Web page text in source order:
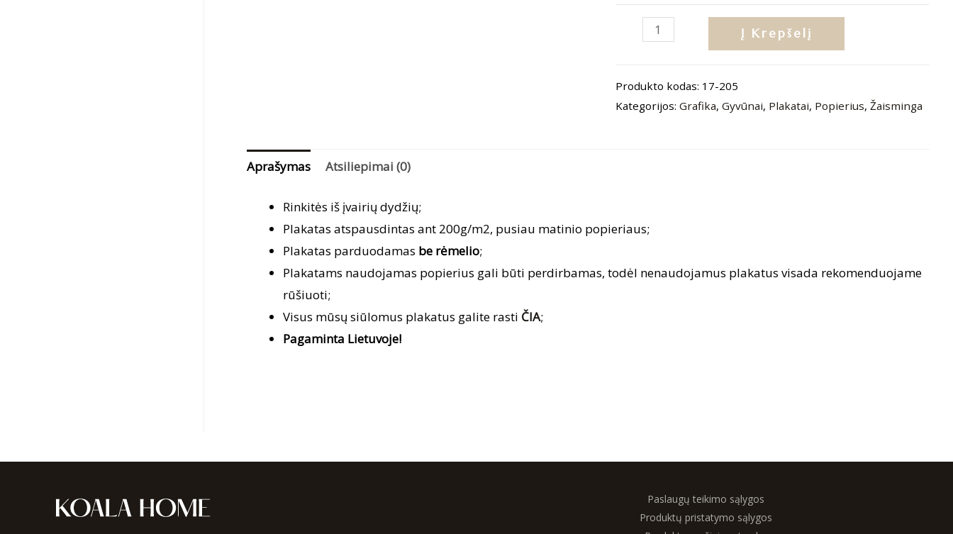
produkto
„Leopardai
ir
Į Krepšelį
Produkto kodas: 17-205
Kategorijos:Grafika,Gyvūnai, Plakatai, Popierius,Žaisminga
Aprašymas Atsiliepimai (0)
Rinkitės iš įvairių dydžių;
Plakatas atspausdintas ant 200g/m2, pusiau matinio popieriaus;
Plakatas parduodamas be rėmelio;
Plakatams naudojamas popierius gali būti perdirbamas, todėl nenaudojamus plakatus visada rekomenduojame
rūšiuoti;
Visus mūsų siūlomus plakatus galite rasti ČIA;
Pagaminta Lietuvoje!
Paslaugų teikimo sąlygos
Produktų pristatymo sąlygos